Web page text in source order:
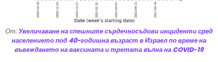
От:Увеличаване на спешните сърдечносъдови инциденти сред
населението под 40-годишна възраст в Израел по време на
въвеждането на ваксината и третата вълна на COVID-19